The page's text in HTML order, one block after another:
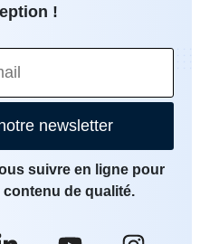
!
newsletter
suivre en ligne pour
de qualité.